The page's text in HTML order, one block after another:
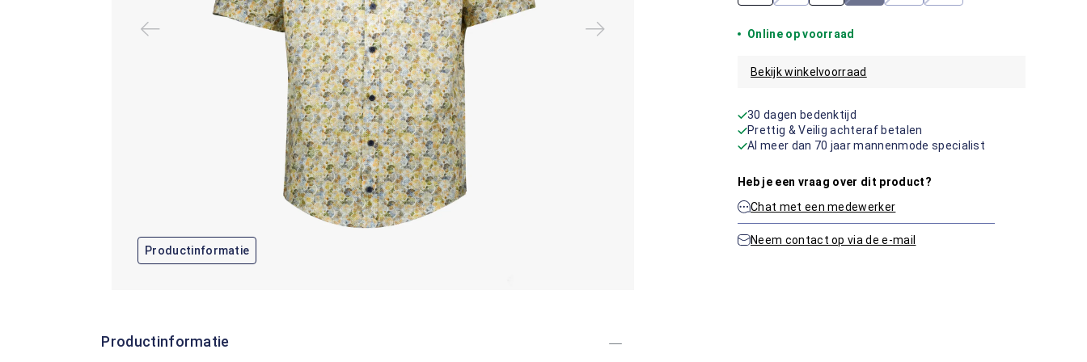
Productinformatie
Online op voorraad
Bekijk winkelvoorraad
30 dagen bedenktijd
Prettig & Veilig achteraf betalen
Al meer dan 70 jaar mannenmode specialist
Heb je een vraag over dit product?
Chat met een medewerker
Neem contact op via de e-mail
Productinformatie